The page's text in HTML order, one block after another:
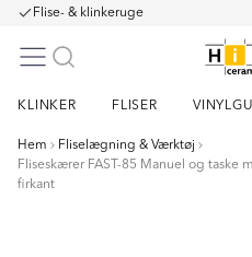
Flise- & klinkeruge
KLINKER FLISER
Hem
Fliselægning & Værktøj
Fliseskærer FAST-85 Manuel og taske
firkant